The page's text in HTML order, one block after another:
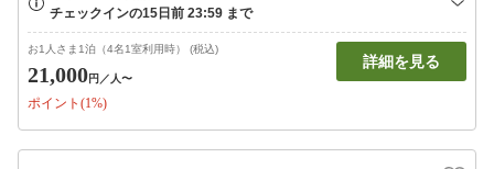
お1人さま1泊（4名1室利用時） (税込)
21,000円 ／人〜
ポイント(1%)
詳細を見る